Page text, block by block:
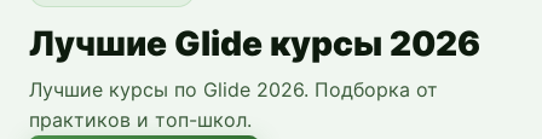
Лучшие Glide курсы 2026
Лучшие курсы по Glide 2026. Подборка от
практиков и топ-школ.